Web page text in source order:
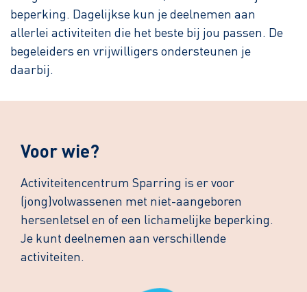
beperking. Dagelijkse kun je deelnemen aan
allerlei activiteiten die het beste bij jou passen. De
begeleiders en vrijwilligers ondersteunen je
daarbij.
Voor wie?
Activiteitencentrum Sparring is er voor
(jong)volwassenen met niet-aangeboren
hersenletsel en of een lichamelijke beperking.
Je kunt deelnemen aan verschillende
activiteiten.